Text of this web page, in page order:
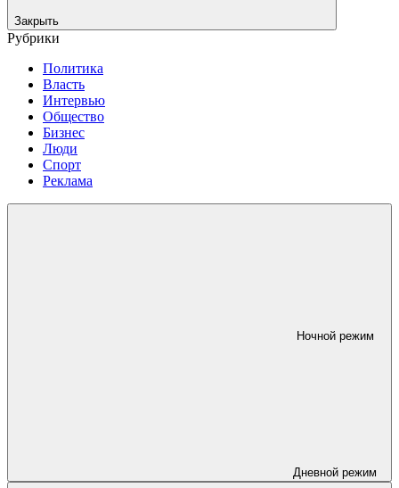
Закрыть
Рубрики
Политика
Власть
Интервью
Общество
Бизнес
Люди
Спорт
Реклама
Ночной режим
Дневной режим